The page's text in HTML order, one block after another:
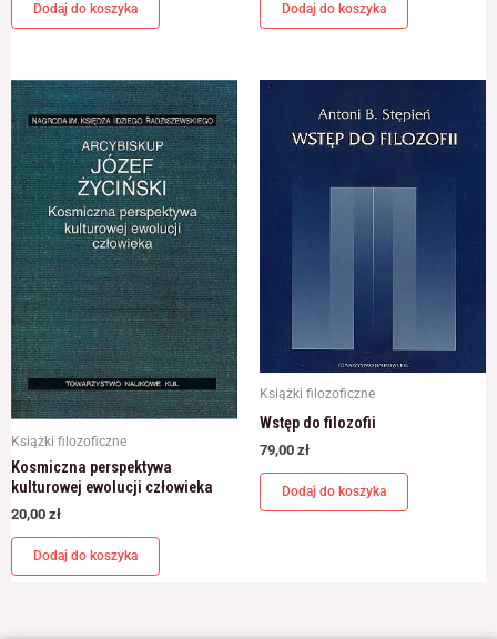
Dodaj do koszyka Dodaj do koszyka
Książki filozoficzne
Kosmiczna perspektywa
kulturowej ewolucji człowieka
20,00 zł
Dodaj do koszyka
Książki filozoficzne
Wstęp do filozofii
79,00 zł
Dodaj do koszyka